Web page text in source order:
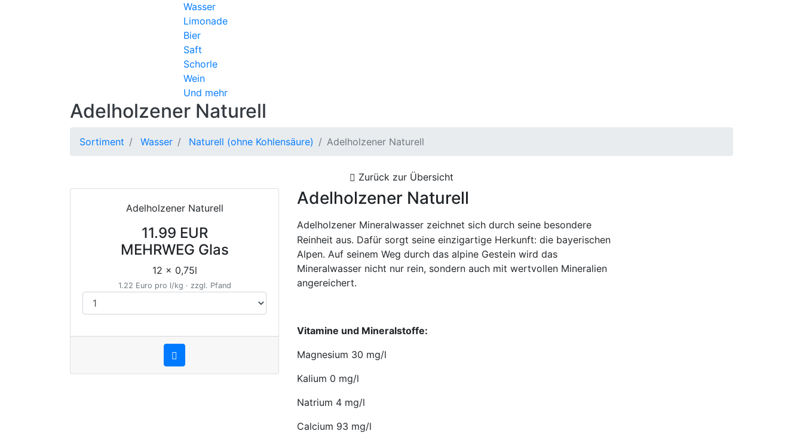
Wasser
Limonade
Bier
Saft
Schorle
Wein
Und mehr
Adelholzener Naturell
Sortiment Wasser Naturell (ohne Kohlensäure) Adelholzener Naturell
Zurück zur Übersicht
Adelholzener Naturell
11.99 EUR
MEHRWEG Glas
12 x 0,75l
1.22 Euro pro l/kg · zzgl. Pfand
Adelholzener Naturell
Adelholzener Mineralwasser zeichnet sich durch seine besondere
Reinheit aus. Dafür sorgt seine einzigartige Herkunft: die bayerischen
Alpen. Auf seinem Weg durch das alpine Gestein wird das
Mineralwasser nicht nur rein, sondern auch mit wertvollen Mineralien
angereichert.
Vitamine und Mineralstoffe:
Magnesium 30 mg/l
Kalium 0 mg/l
Natrium 4 mg/l
Calcium 93 mg/l